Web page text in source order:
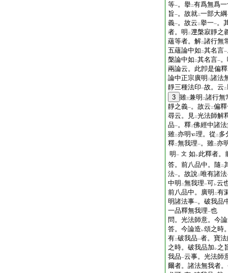
等一。擧二有爲無爲
旨一。故就二一部大綱
義一。故云 二擧一一。
者。明 二 𣵀槃寂靜之
蘊等者。解二諸行無
五蘊論中如 二其名言一
槃論中如 二其名言一
兩論云。此卽是偏釋
論中正宗廣明 二諸法
靜三種法印一故。云 二
3 雖三兼明 二諸行無
靜之義一。故云 二偏
尋云。見二光法師解
品一。釋二佛經中諸
雖二亦明 理。從 二 多
釋二無我理一。雖二亦
明 一 文 如 レ此釋者。
答。前八品中。隨 二
法一。故說二唯有諸法
中明 二無我理一可レ云
前八品中。廣明 二有
明諸法事一。破我品
一品釋無我理一也
問。光法師意。今
答。今論造 レ頌之時
有二破我品一者。寶
之時。破我品加 レ之
我品一云事。光法師
爾者。諸法無我者